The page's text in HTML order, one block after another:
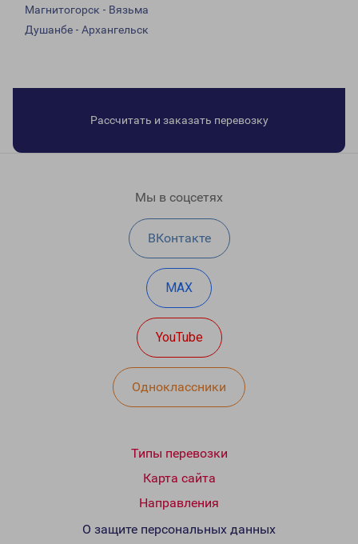
Магнитогорск - Вязьма
Душанбе - Архангельск
Рассчитать и заказать перевозку
Мы в соцсетях
ВКонтакте
MAX
YouTube
Одноклассники
Типы перевозки
Карта сайта
Направления
О защите персональных данных